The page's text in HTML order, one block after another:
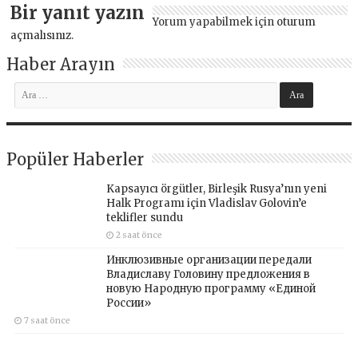
Bir yanıt yazın Yorum yapabilmek için oturum
açmalısınız.
Haber Arayın
Popüler Haberler
Kapsayıcı örgütler, Birleşik Rusya’nın yeni
Halk Programı için Vladislav Golovin’e
teklifler sundu
2 saat önce
Инклюзивные организации передали
Владиславу Головину предложения в
новую Народную программу «Единой
России»
7 saat önce